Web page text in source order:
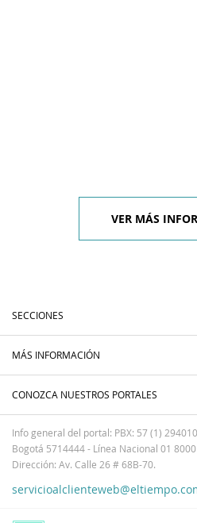
VER MÁS
SECCIONES
MÁS INFORMACIÓN
CONOZCA NUESTROS PORTALES
Info general del portal: PBX: 57 (1)
Bogotá 5714444 - Línea Nacional 01
Dirección: Av. Calle 26 # 68B-70.